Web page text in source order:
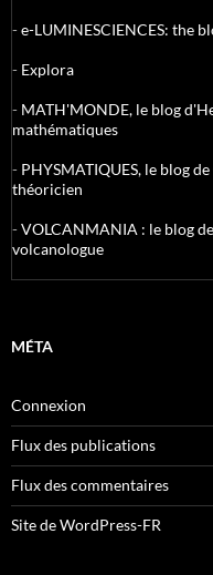
-e-LUMINESCIENCES: the
- Explora
- MATH'MONDE, le blog
mathématiques
- PHYSMATIQUES, le blog
théoricien
-VOLCANMANIA : le blog
volcanologue
MÉTA
Connexion
Flux des publications
Flux des commentaires
Site de WordPress-FR